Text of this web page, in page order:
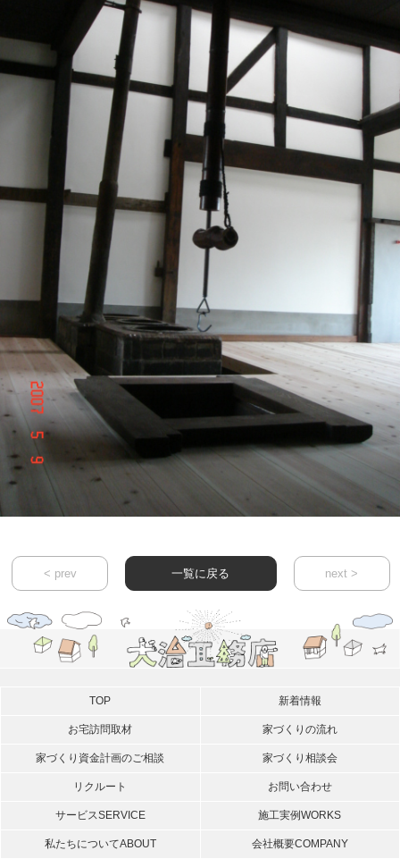
< prev next >
一覧に戻る
TOP 新着情報
お宅訪問取材 家づくりの流れ
家づくり資金計画のご相談 家づくり相談会
リクルート お問い合わせ
サービスSERVICE 施工実例WORKS
私たちについてABOUT 会社概要COMPANY